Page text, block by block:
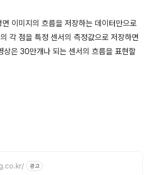
이미지의 흐름을 저장하는 데이터만으로
각 점을 특정 센서의 측정값으로 저장하면
은 30만개나 되는 센서의 흐름을 표현할
광고